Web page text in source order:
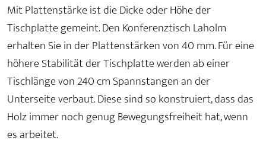
Mit Plattenstärke ist die Dicke oder Höhe der
Tischplatte gemeint. Den Konferenztisch Laholm
erhalten Sie in der Plattenstärken von 40 mm. Für eine
höhere Stabilität der Tischplatte werden ab einer
Tischlänge von 240 cm Spannstangen an der
Unterseite verbaut. Diese sind so konstruiert, dass das
Holz immer noch genug Bewegungsfreiheit hat, wenn
es arbeitet.